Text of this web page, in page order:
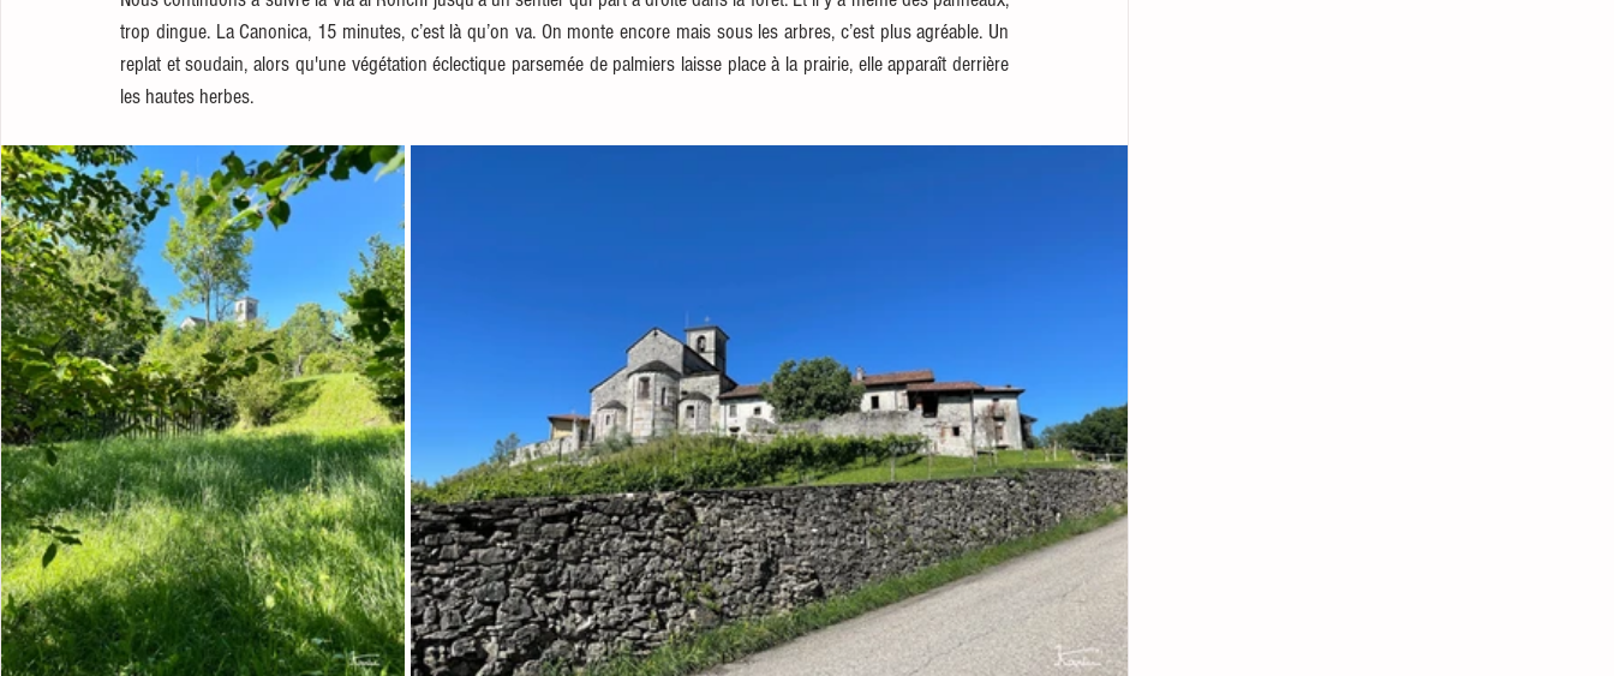
trop dingue. La Canonica, 15 minutes, c’est là qu’on va. On monte encore mais sous les arbres, c’est plus agréable. Un
replat et soudain, alors qu'une végétation éclectique parsemée de palmiers laisse place à la prairie, elle apparaît derrière
les hautes herbes.